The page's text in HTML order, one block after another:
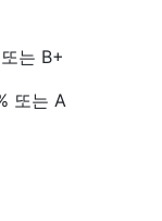
는 B+
또는 A